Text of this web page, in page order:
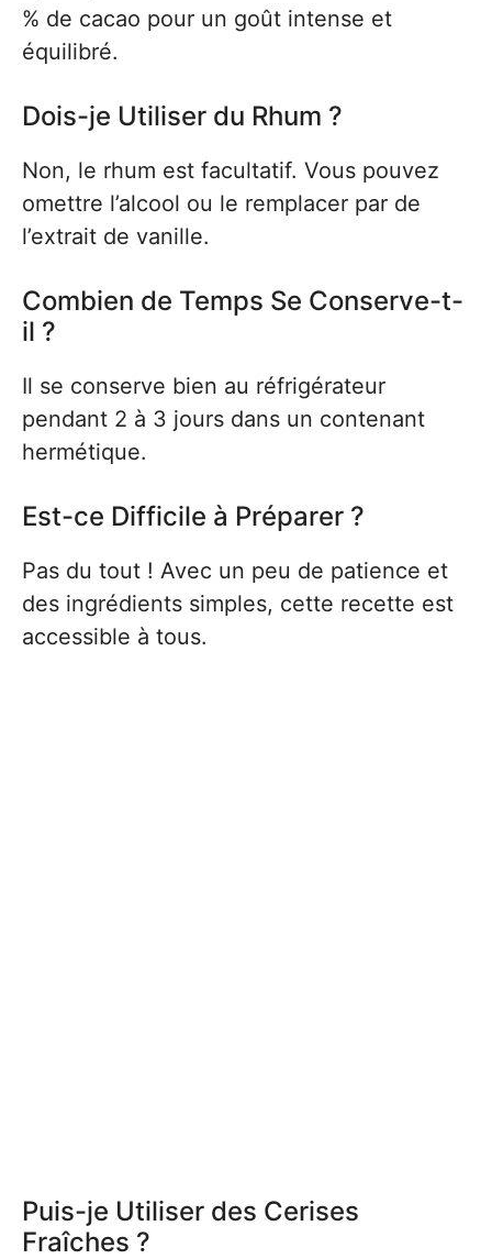
% de cacao pour un goût intense et
équilibré.
Dois-je Utiliser du Rhum ?
Non, le rhum est facultatif. Vous pouvez
omettre l’alcool ou le remplacer par de
l’extrait de vanille.
Combien de Temps Se Conserve-t-
il ?
Il se conserve bien au réfrigérateur
pendant 2 à 3 jours dans un contenant
hermétique.
Est-ce Difficile à Préparer ?
Pas du tout ! Avec un peu de patience et
des ingrédients simples, cette recette est
accessible à tous.
Puis-je Utiliser des Cerises
Fraîches ?